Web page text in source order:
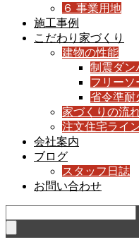
６ 事業用地
施工事例
こだわり家づくり
建物の性能
制震ダン
フリーソ
省令準耐
家づくりの流
注文住宅ライ
会社案内
ブログ
スタッフ日誌
お問い合わせ